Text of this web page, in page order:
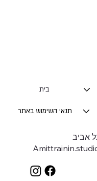
בית
תנאי השימוש באתר